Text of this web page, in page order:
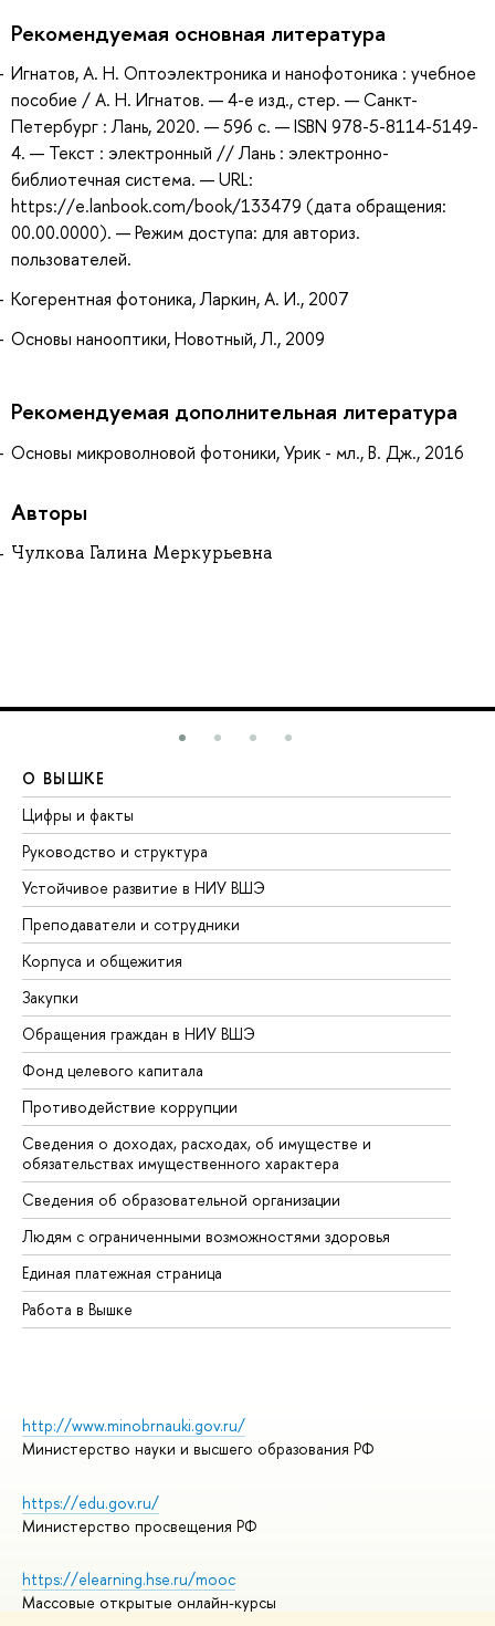
Рекомендуемая основная литература
Игнатов, А. Н. Оптоэлектроника и нанофотоника : учебное
пособие / А. Н. Игнатов. — 4-е изд., стер. — Санкт-
Петербург : Лань, 2020. — 596 с. — ISBN 978-5-8114-5149-
4. — Текст : электронный // Лань : электронно-
библиотечная система. — URL:
https://e.lanbook.com/book/133479 (дата обращения:
00.00.0000). — Режим доступа: для авториз.
пользователей.
Когерентная фотоника, Ларкин, А. И., 2007
Основы нанооптики, Новотный, Л., 2009
Рекомендуемая дополнительная литература
Основы микроволновой фотоники, Урик - мл., В. Дж., 2016
Авторы
Чулкова Галина Меркурьевна
О ВЫШКЕ
Цифры и факты
Руководство и структура
Устойчивое развитие в НИУ ВШЭ
Преподаватели и сотрудники
Корпуса и общежития
Закупки
Обращения граждан в НИУ ВШЭ
Фонд целевого капитала
Противодействие коррупции
Сведения о доходах, расходах, об имуществе и
обязательствах имущественного характера
Сведения об образовательной организации
Людям с ограниченными возможностями здоровья
Единая платежная страница
Работа в Вышке
http://www.minobrnauki.gov.ru/
Министерство науки и высшего образования РФ
https://edu.gov.ru/
Министерство просвещения РФ
https://elearning.hse.ru/mooc
Массовые открытые онлайн-курсы